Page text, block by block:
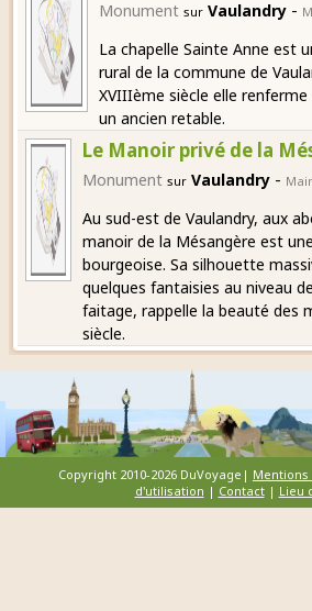
Monument sur Vaulandry -
La chapelle Sainte Anne est
rural de la commune de
XVIIIème siècle elle
un ancien retable.
Le Manoir privé de la
Monument sur Vaulandry -
Au sud-est de Vaulandry, aux
manoir de la Mésangère est
bourgeoise. Sa silhouette
quelques fantaisies au niveau
faitage, rappelle la beauté des
siècle.
Copyright 2010-2026 DuVoyage| Mentions
d'utilisation | Contact| Lieu